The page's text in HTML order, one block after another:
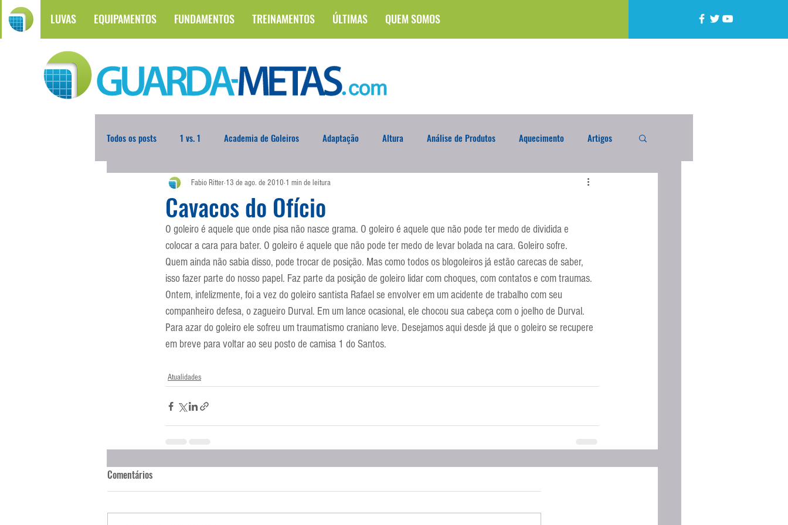
LUVAS EQUIPAMENTOS FUNDAMENTOS TREINAMENTOS ÚLTIMAS QUEM SOMOS
Todos os posts 1 vs. 1 Academia de Goleiros Adaptação Altura Análise de Produtos Aquecimento Artigos
Atualidades Blogoleiro da Semana Brasileirão Compra Exterior
Comunicação Copa do Mundo Curso Defesa da Semana Deslocamento DVD Encaixada
Entrevistas Equipamentos Escola Alemã Escola Americana Escola Argentina Escola Espanhola
Escola Francesa Escola Inglesa
Cavacos do Ofício
Fabio Ritter 13 de ago. de 2010 1 min de leitura
O goleiro é aquele que onde pisa não nasce grama. O goleiro é aquele que não pode ter medo de dividida e
colocar a cara para bater. O goleiro é aquele que não pode ter medo de levar bolada na cara. Goleiro sofre.
Quem ainda não sabia disso, pode trocar de posição. Mas como todos os blogoleiros já estão carecas de saber,
isso fazer parte do nosso papel. Faz parte da posição de goleiro lidar com choques, com contatos e com traumas.
Ontem, infelizmente, foi a vez do goleiro santista Rafael se envolver em um acidente de trabalho com seu
companheiro defesa, o zagueiro Durval. Em um lance ocasional, ele chocou sua cabeça com o joelho de Durval.
Para azar do goleiro ele sofreu um traumatismo craniano leve. Desejamos aqui desde já que o goleiro se recupere
em breve para voltar ao seu posto de camisa 1 do Santos.
Atualidades
Comentários